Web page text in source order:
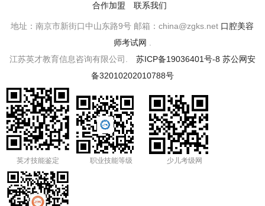
合作加盟
联系我们
地址：南京市新街口中山东路9号 邮箱：china@zgks.net 口腔美容
师考试网
江苏英才教育信息咨询有限公司. 苏ICP备19036401号-8 苏公网安
备32010202010788号
英才技能鉴定 职业技能等级 少儿考级网